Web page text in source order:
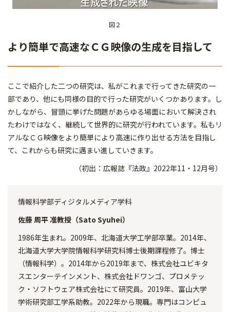
図２
より簡単で高速なＣＧ映像の生成を目指して
ここで紹介した二つの研究は、私がこれまで行ってきた研究の一
部であり、他にも同様の目的で行った研究がいくつかあります。し
かしながら、冒頭に挙げた問題があらゆる場面において解決され
たわけではなく、継続して世界的に研究が行われています。私もリ
アルなＣＧ映像をより簡単により高速に作り出せる方法を目指し
て、これからも研究に邁まい進していきます。
（初出：広報誌『法政』2022年11・12月号）
情報科学部ディジタルメディア学科
佐藤 周平 准教授（Sato Syuhei）
1986年生まれ。2009年、北海道大学工学部卒業。2014年、
北海道大学大学院情報科学研究科博士後期課程修了。博士
（情報科学）。2014年から2019年まで、株式会社ユビキタ
スエンターテインメント、株式会社ドワンゴ、プロメテッ
ク・ソフトウェア株式会社にて研究員。2019年、富山大学
学術研究部工学系助教。2022年から現職。専門はコンピュ